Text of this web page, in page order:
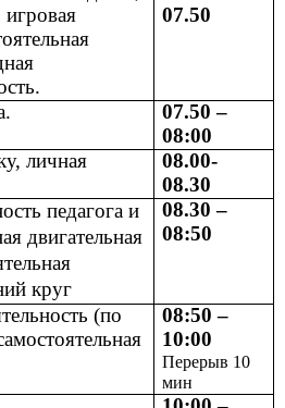
07.50
07.50 –
08:00
личная
08.00-
08.30
педагога и
двигательная
круг
08.30 –
08:50
(по
08:50 –
10:00
Перерыв 10
мин